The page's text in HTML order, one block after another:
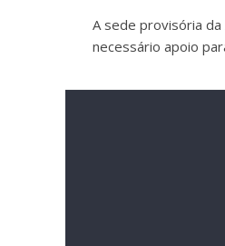
A sede provisória
necessário apoio